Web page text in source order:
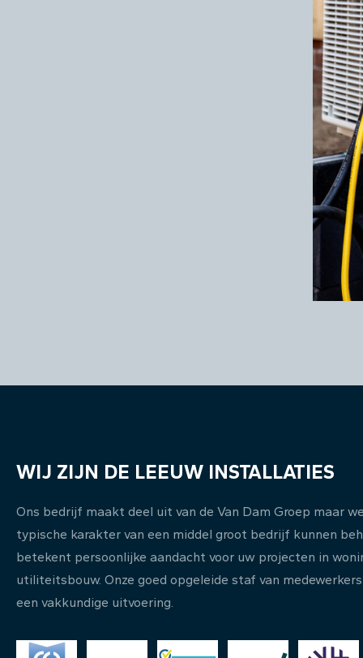
WIJ ZIJN DE LEEUW INSTALLATIES
Ons bedrijf maakt deel uit van de Van Dam Groep maar
typische karakter van een middel groot bedrijf kunnen
betekent persoonlijke aandacht voor uw projecten in
utiliteitsbouw. Onze goed opgeleide staf van
een vakkundige uitvoering.